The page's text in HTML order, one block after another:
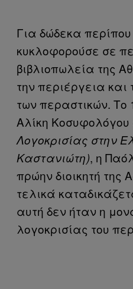
Για δώδεκα
κυκλοφορούσε σε
βιβλιοπωλεία της
την περιέργεια
των περαστικών.
Αλίκη Κοσυφολόγου
Λογοκρισίας στην
Καστανιώτη), η
πρώην διοικητή της
τελικά
αυτή δεν ήταν η
λογοκρισίας του